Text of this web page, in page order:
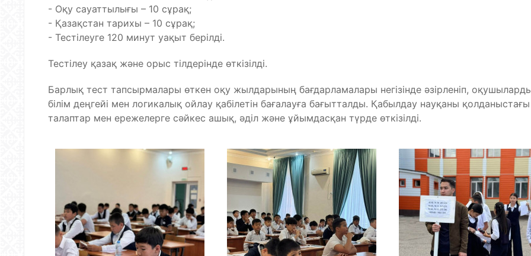
- Оқу сауаттылығы – 10 сұрақ;
- Қазақстан тарихы – 10 сұрақ;
- Тестілеуге 120 минут уақыт берілді.
Тестілеу қазақ және орыс тілдерінде өткізілді.
Барлық тест тапсырмалары өткен оқу жылдарының бағдарламалары негізінде әзірленіп,
білім деңгейі мен логикалық ойлау қабілетін бағалауға бағытталды. Қабылдау науқаны қолданыстағы
талаптар мен ережелерге сәйкес ашық, әділ және ұйымдасқан түрде өткізілді.